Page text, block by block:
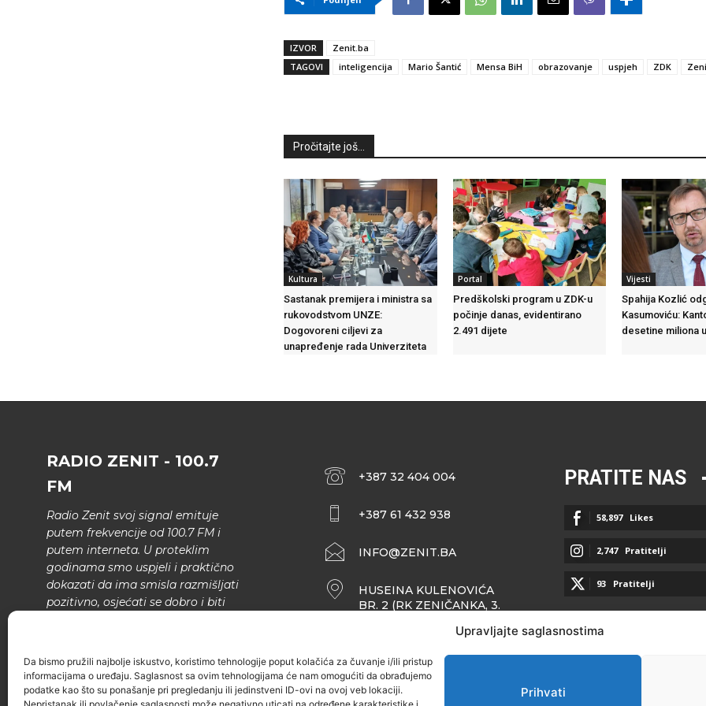
Upravljajte saglasnostima
Da bismo pružili najbolje iskustvo, koristimo tehnologije poput kolačića za čuvanje i/ili pristup
informacijama o uređaju. Saglasnost sa ovim tehnologijama će nam omogućiti da obrađujemo
podatke kao što su ponašanje pri pregledanju ili jedinstveni ID-ovi na ovoj veb lokaciji.
Prihvati
IZVOR
Zenit.ba
TAGOVI
inteligencija Mario Šantić Mensa BiH obrazovanje uspjeh ZDK
Pročitajte još...
Kultura
Sastanak premijera i ministra sa
rukovodstvom UNZE:
Dogovoreni ciljevi za
unapređenje rada Univerziteta
Portal
Predškolski program u ZDK-u
počinje danas, evidentirano
2.491 dijete
Vijesti
Spahija Kozlić
Kasumoviću:
desetine miliona
RADIO ZENIT - 100.7
FM
Radio Zenit svoj signal emituje
putem frekvencije od 100.7 FM i
putem interneta. U proteklim
godinama smo uspjeli i praktično
dokazati da ima smisla razmišljati
pozitivno, osjećati se dobro i biti
narodne muzike..
+387 32 404 004
+387 61 432 938
INFO@ZENIT.BA
HUSEINA KULENOVIĆA
BR. 2 (RK ZENIČANKA, 3.
PRATITE NAS
58,897 Likes
2,747 Pratitelji
93 Pratitelji